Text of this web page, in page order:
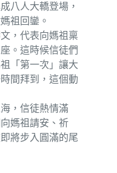
八人大轎登場，
祖回鑾。
，代表向媽祖稟
。這時候信徒們
「第一次」讓大
間拜到，這個動
，信徒熱情滿
媽祖請安、祈
將步入圓滿的尾